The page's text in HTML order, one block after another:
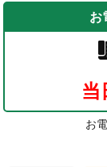
お
当
お